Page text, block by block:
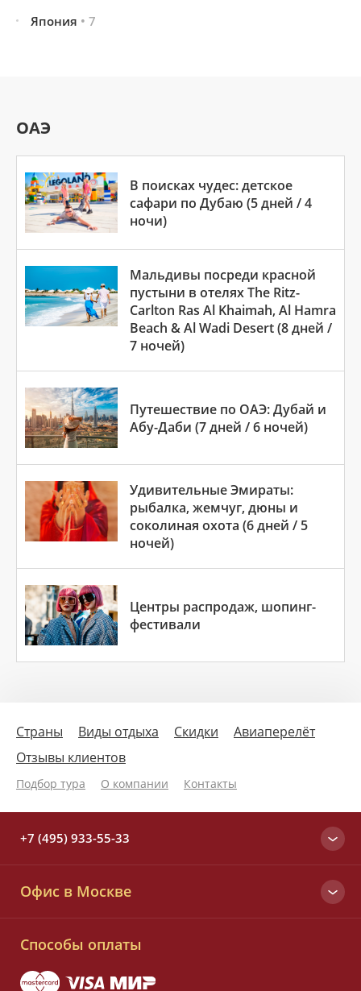
Япония • 7
ОАЭ
В поисках чудес: детское
сафари по Дубаю (5 дней / 4
ночи)
Мальдивы посреди красной
пустыни в отелях The Ritz-
Carlton Ras Al Khaimah, Al Hamra
Beach & Al Wadi Desert (8 дней /
7 ночей)
Путешествие по ОАЭ: Дубай и
Абу-Даби (7 дней / 6 ночей)
Удивительные Эмираты:
рыбалка, жемчуг, дюны и
соколиная охота (6 дней / 5
ночей)
Центры распродаж, шопинг-
фестивали
Страны Виды отдыха Скидки
Авиаперелёт
Отзывы клиентов
Подбор тура О компании Контакты
+7 (495) 933-55-33
+7 (495) 933-55-33
8 (800) 700-25-33
Офис в Москве
Способы оплаты